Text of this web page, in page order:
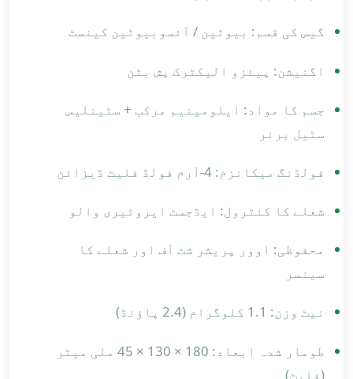
گیس کی قسم: بیوٹین / آئسوبیوٹین کینسٹ
اگنیشن: پیئزو الیکٹرک پش بٹن
جسم کا مواد: ایلومینیم مرکب + سٹینلیس
سٹیل برنر
فولڈنگ میکانزم: 4-آرم فولڈ فلیٹ ڈیزائن
شعلے کا کنٹرول: ایڈجسٹ ایروٹیری والو
محفوظی: اوور پریشر شٹ آف اور شعلے کا
سینسر
نیٹ وزن: 1.1 کلوگرام (2.4 پاؤنڈ)
طومار شدہ ابعاد: 180 × 130 × 45 ملی میٹر
(فلیٹ)